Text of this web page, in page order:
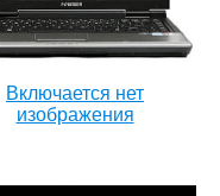
Включается нет
изображения